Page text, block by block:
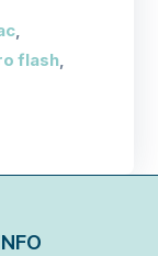
,
flash,